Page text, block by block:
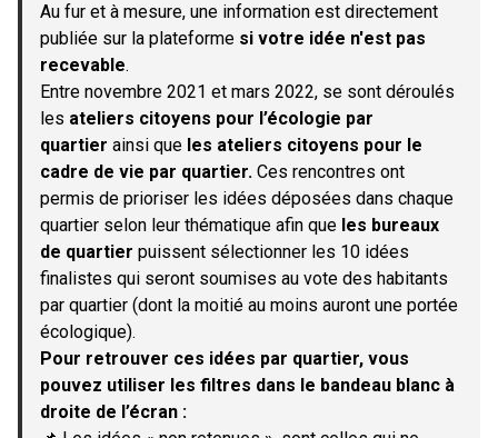
Au fur et à mesure, une information est directement
publiée sur la plateforme si votre idée n'est pas
recevable.
Entre novembre 2021 et mars 2022, se sont déroulés
les ateliers citoyens pour l’écologie par
quartier ainsi que les ateliers citoyens pour le
cadre de vie par quartier. Ces rencontres ont
permis de prioriser les idées déposées dans chaque
quartier selon leur thématique afin que les bureaux
de quartier puissent sélectionner les 10 idées
finalistes qui seront soumises au vote des habitants
par quartier (dont la moitié au moins auront une portée
écologique).
Pour retrouver ces idées par quartier, vous
pouvez utiliser les filtres dans le bandeau blanc à
droite de l’écran :